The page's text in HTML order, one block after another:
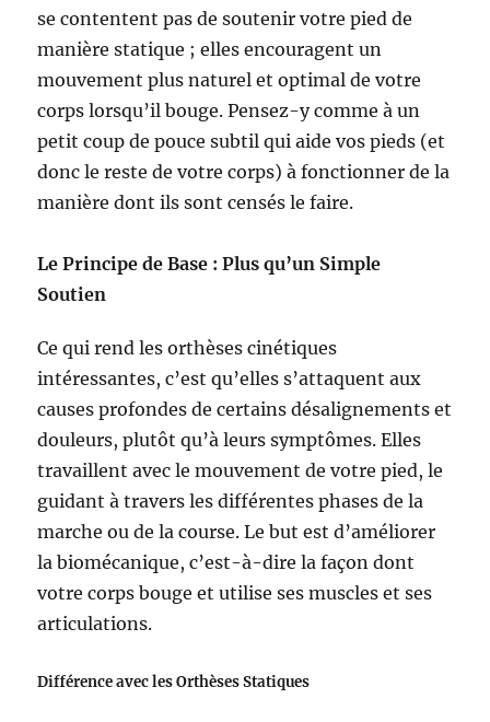
se contentent pas de soutenir votre pied de
manière statique ; elles encouragent un
mouvement plus naturel et optimal de votre
corps lorsqu’il bouge. Pensez-y comme à un
petit coup de pouce subtil qui aide vos pieds (et
donc le reste de votre corps) à fonctionner de la
manière dont ils sont censés le faire.
Le Principe de Base : Plus qu’un Simple
Soutien
Ce qui rend les orthèses cinétiques
intéressantes, c’est qu’elles s’attaquent aux
causes profondes de certains désalignements et
douleurs, plutôt qu’à leurs symptômes. Elles
travaillent avec le mouvement de votre pied, le
guidant à travers les différentes phases de la
marche ou de la course. Le but est d’améliorer
la biomécanique, c’est-à-dire la façon dont
votre corps bouge et utilise ses muscles et ses
articulations.
Différence avec les Orthèses Statiques